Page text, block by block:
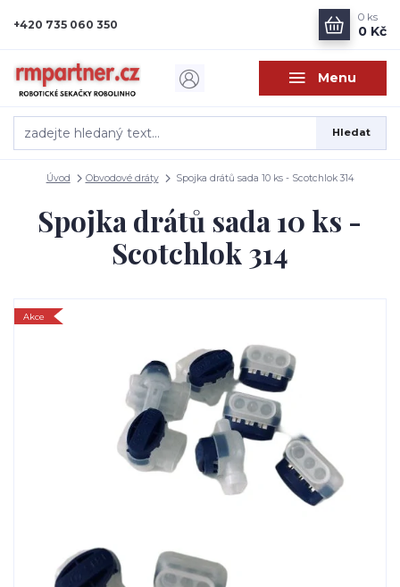
Menu
Hledat
+420 735 060 350
0 ks
0 Kč
Úvod Obvodové dráty Spojka drátů sada 10 ks - Scotchlok 314
Spojka drátů sada 10 ks -
Scotchlok 314
Akce